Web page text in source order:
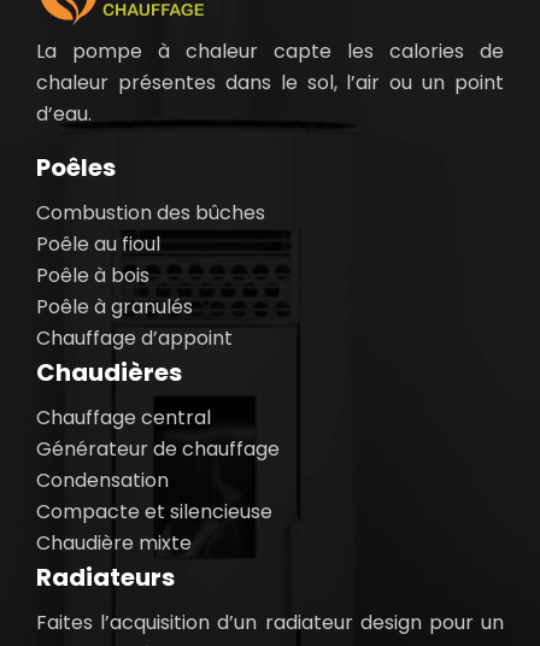
La pompe à chaleur capte les calories de
chaleur présentes dans le sol, l’air ou un point
d’eau.
Poêles
Combustion des bûches
Poêle au fioul
Poêle à bois
Poêle à granulés
Chauffage d’appoint
Chaudières
Chauffage central
Générateur de chauffage
Condensation
Compacte et silencieuse
Chaudière mixte
Radiateurs
Faites l’acquisition d’un radiateur design pour un